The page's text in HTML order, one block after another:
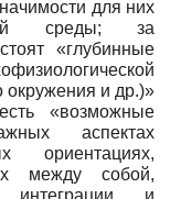
для них
среды; за
«глубинные
окружения и др.)»
«возможные
аспектах
ориентациях,
между собой,
интеграции и